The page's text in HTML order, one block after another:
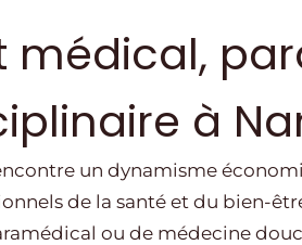
médical,
à
un dynamisme
de la santé et du bien-
ou de médecine